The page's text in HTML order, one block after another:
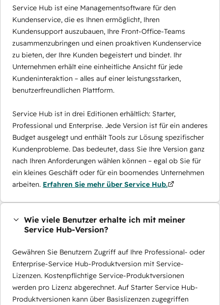
Service Hub ist eine Managementsoftware für den
Kundenservice, die es Ihnen ermöglicht, Ihren
Kundensupport auszubauen, Ihre Front-Office-Teams
zusammenzubringen und einen proaktiven Kundenservice
zu bieten, der Ihre Kunden begeistert und bindet. Ihr
Unternehmen erhält eine einheitliche Ansicht für jede
Kundeninteraktion – alles auf einer leistungsstarken,
benutzerfreundlichen Plattform.
Service Hub ist in drei Editionen erhältlich: Starter,
Professional und Enterprise. Jede Version ist für ein anderes
Budget ausgelegt und enthält Tools zur Lösung spezifischer
Kundenprobleme. Das bedeutet, dass Sie Ihre Version ganz
nach Ihren Anforderungen wählen können – egal ob Sie für
ein kleines Geschäft oder für ein boomendes Unternehmen
arbeiten. Erfahren Sie mehr über Service Hub.
Wie viele Benutzer erhalte ich mit meiner
Service Hub-Version?
Gewähren Sie Benutzern Zugriff auf Ihre Professional- oder
Enterprise-Service Hub-Produktversion mit Service-
Lizenzen. Kostenpflichtige Service-Produktversionen
werden pro Lizenz abgerechnet. Auf Starter Service Hub-
Produktversionen kann über Basislizenzen zugegriffen